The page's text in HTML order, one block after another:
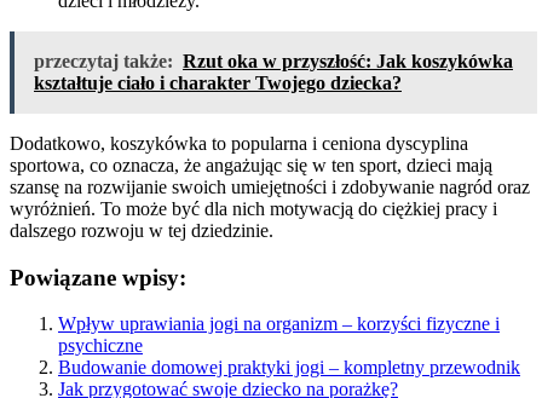
przeczytaj także: Rzut oka w przyszłość: Jak koszykówka
kształtuje ciało i charakter Twojego dziecka?
Dodatkowo, koszykówka to popularna i ceniona dyscyplina
sportowa, co oznacza, że angażując się w ten sport, dzieci mają
szansę na rozwijanie swoich umiejętności i zdobywanie nagród oraz
wyróżnień. To może być dla nich motywacją do ciężkiej pracy i
dalszego rozwoju w tej dziedzinie.
Powiązane wpisy:
Wpływ uprawiania jogi na organizm – korzyści fizyczne i
psychiczne
Budowanie domowej praktyki jogi – kompletny przewodnik
Jak przygotować swoje dziecko na porażkę?